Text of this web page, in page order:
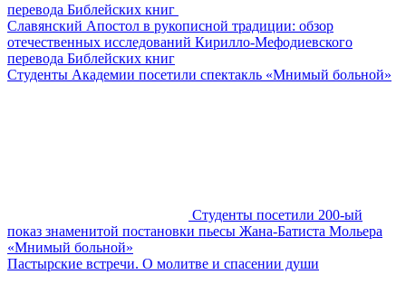
перевода Библейских книг
Славянский Апостол в рукописной традиции: обзор
отечественных исследований Кирилло-Мефодиевского
перевода Библейских книг
Студенты Академии посетили спектакль «Мнимый больной»
Студенты посетили 200-ый
показ знаменитой постановки пьесы Жана-Батиста Мольера
«Мнимый больной»
Пастырские встречи. О молитве и спасении души